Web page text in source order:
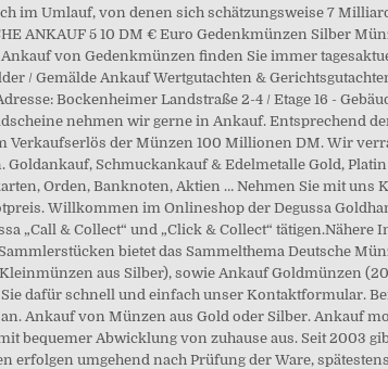
im Umlauf, von denen sich schätzungsweise 7
ANKAUF 5 10 DM € Euro Gedenkmünzen Silber
von Gedenkmünzen finden Sie immer
/ Gemälde Ankauf Wertgutachten &
Bockenheimer Landstraße 2-4 / Etage 16 -
nehmen wir gerne in Ankauf. Entsprechend
der Münzen 100 Millionen DM. Wir
Schmuckankauf & Edelmetalle Gold,
Orden, Banknoten, Aktien … Nehmen Sie mit
Willkommen im Onlineshop der Degussa
„Call & Collect“ und „Click & Collect“
bietet das Sammelthema Deutsche
aus Silber), sowie Ankauf Goldmünzen
dafür schnell und einfach unser Kontaktformular.
Ankauf von Münzen aus Gold oder Silber. Ankauf
bequemer Abwicklung von zuhause aus. Seit 2003
erfolgen umgehend nach Prüfung der Ware,